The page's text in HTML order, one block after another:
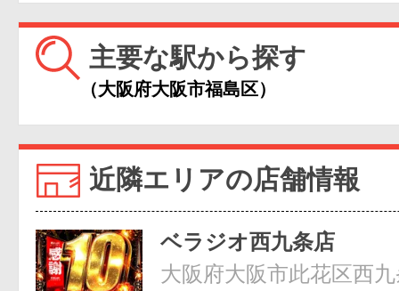
主要な駅から探す
（大阪府大阪市福島区）
近隣エリアの店舗情報
ベラジオ西九条店
大阪府大阪市此花区西